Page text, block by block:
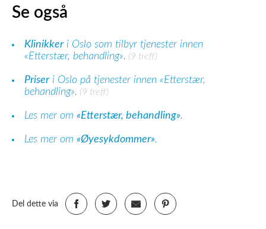
Se også
Klinikkeri Oslo som tilbyr tjenester innen
«Etterstær, behandling». (9 treff)
Priseri Oslo på tjenester innen «Etterstær,
behandling». (9 treff)
Les mer om «Etterstær, behandling».
Les mer om «Øyesykdommer».
Del dette via